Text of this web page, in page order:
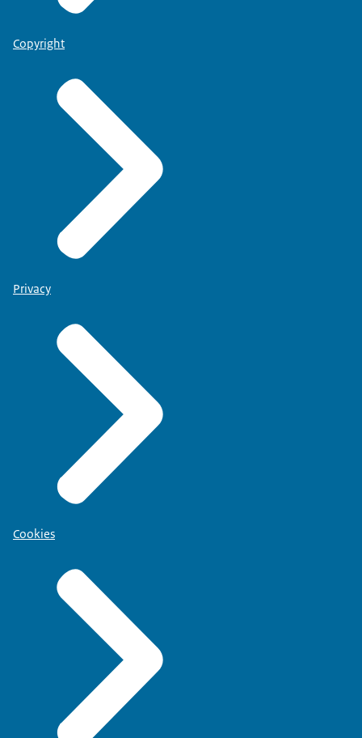
Copyright
Privacy
Cookies